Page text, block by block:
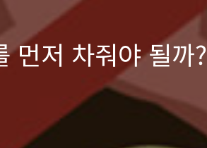
먼저 차줘야 될까?